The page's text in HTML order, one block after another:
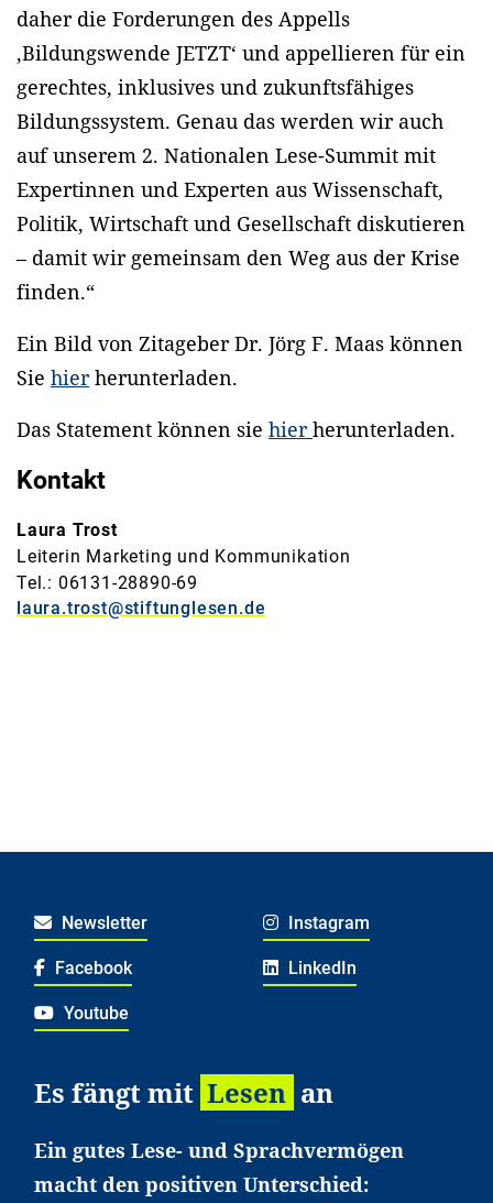
daher die Forderungen des Appells
‚Bildungswende JETZT‘ und appellieren für ein
gerechtes, inklusives und zukunftsfähiges
Bildungssystem. Genau das werden wir auch
auf unserem 2. Nationalen Lese-Summit mit
Expertinnen und Experten aus Wissenschaft,
Politik, Wirtschaft und Gesellschaft diskutieren
– damit wir gemeinsam den Weg aus der Krise
finden.“
Ein Bild von Zitageber Dr. Jörg F. Maas können
Sie hierherunterladen.
Das Statement können sie hierherunterladen.
Kontakt
Laura Trost
Leiterin Marketing und Kommunikation
Tel.: 06131-28890-69
laura.trost@stiftunglesen.de
Newsletter Instagram
Facebook LinkedIn
Youtube
Es fängt mit Lesen an
Ein gutes Lese- und Sprachvermögen
macht den positiven Unterschied: